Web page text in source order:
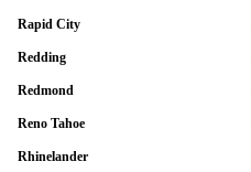
Rapid City
Redding
Redmond
Reno Tahoe
Rhinelander